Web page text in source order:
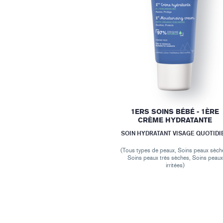
1ERS SOINS BÉBÉ - 1ÈRE
CRÈME HYDRATANTE
SOIN HYDRATANT VISAGE
(Tous types de peaux, Soins peaux
Soins peaux très sèches, Soins peaux
irritées)